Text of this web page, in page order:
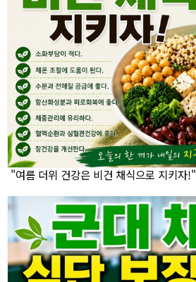
"여름 더위 건강은 비건 채식으로 지키자!"